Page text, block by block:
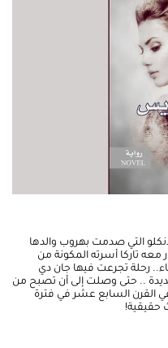
التي صدمت بهروب والدها
معه تاركا أسرته المكونة من
رحلة تجرعت فيها جان دي
عديدة .. حتى وصلت إلى أن تصبح من
القرن السابع عشر في فترة
حقيقية!